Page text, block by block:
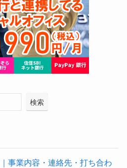
検索
事業内容・連絡先・打ち合わ